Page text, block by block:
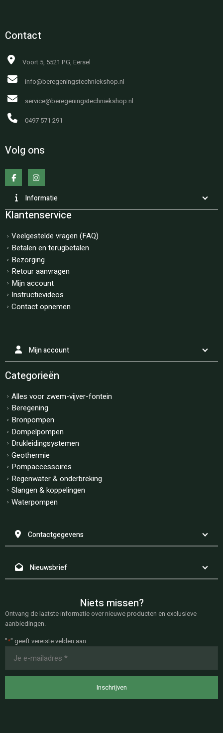
Contact
Voort 5, 5521 PG, Eersel
info@beregeningstechniekshop.nl
service@beregeningstechniekshop.nl
0497 571 291
Volg ons
Informatie
Klantenservice
Veelgestelde vragen (FAQ)
Betalen en terugbetalen
Bezorging
Retour aanvragen
Mijn account
Instructievideos
Contact opnemen
Mijn account
Categorieën
Alles voor zwem-vijver-fontein
Beregening
Bronpompen
Dompelpompen
Drukleidingsystemen
Geothermie
Pompaccessoires
Regenwater & onderbreking
Slangen & koppelingen
Waterpompen
Contactgegevens
Nieuwsbrief
Niets missen?
Ontvang de laatste informatie over nieuwe producten en exclusieve
aanbiedingen.
"*" geeft vereiste velden aan
mailadres
*